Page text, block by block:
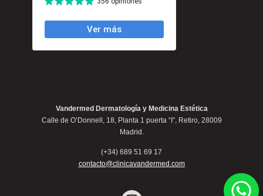
Vandermed Dermatología y Medicina Estética
Calle de O’Donnell, 18, Planta 1 puerta “I”, Retiro, 28009
Madrid.
(+34) 689 51 69 17
contacto@clinicavandermed.com